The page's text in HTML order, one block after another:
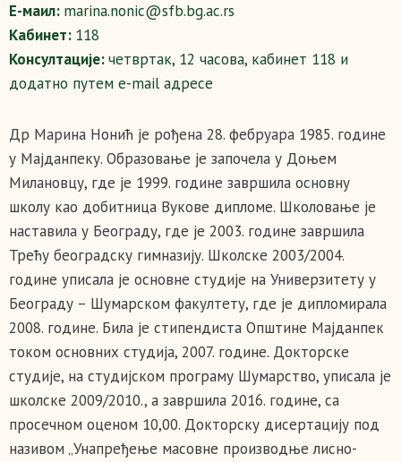
Е-маил: marina.nonic@sfb.bg.ac.rs
Кабинет: 118
Консултације:четвртак, 12 часова, кабинет 118 и
додатно путем e-mail адресе
Др Марина Нонић je рођена 28. фебруара 1985. године
у Мајданпеку. Образовање је започела у Доњем
Милановцу, где је 1999. године завршила основну
школу као добитница Вукове дипломе. Школовање је
наставила у Београду, где је 2003. године завршила
Трећу београдску гимназију. Школске 2003/2004.
године уписала је основне студије на Универзитету у
Београду – Шумарском факултету, где је дипломирала
2008. године. Била је стипендиста Општине Мајданпек
током основних студија, 2007. године. Докторске
студије, на студијском програму Шумарство, уписала је
школске 2009/2010., а завршила 2016. године, са
просечном оценом 10,00. Докторску дисертацију под
називом „Унапређење масовне производње лисно-